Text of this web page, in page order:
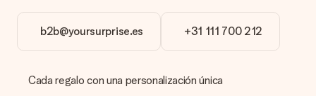
¿Cómo puedo pagar mi pedido?
de crédito o transferencia bancaria. En caso de elegir
transferencia bancaria, ten en cuenta 3 días adicionales para la
Regalo recibido
b2b@yoursurprise.es +31 111 700 212
Cada regalo con una personalización única